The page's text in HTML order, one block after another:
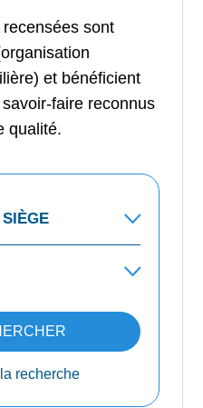
sont
et bénéficient
faire reconnus
qualité.
recherche